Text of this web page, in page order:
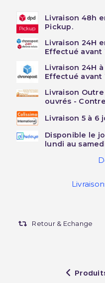
Livraison 48h
Pickup.
Livraison 24H
Effectué avant
Livraison 24H
Effectué avant
Livraison
ouvrés -
Livraison 5 à 6
Disponible le
lundi au
Retour & Echange